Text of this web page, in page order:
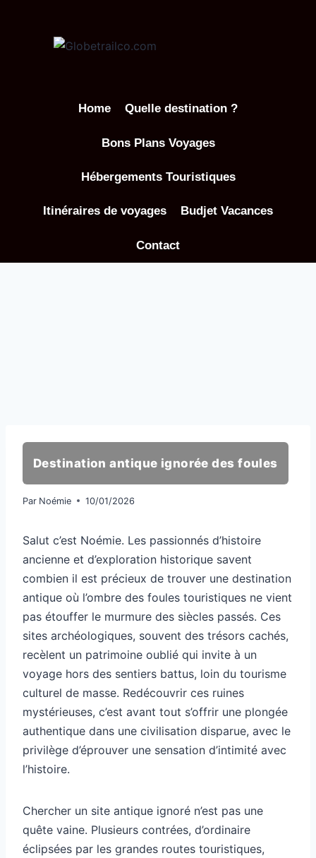
Home Quelle destination ?
Bons Plans Voyages
Hébergements Touristiques
Itinéraires de voyages Budjet Vacances
Contact
Destination antique ignorée des foules
Par Noémie 10/01/2026
Salut c’est Noémie. Les passionnés d’histoire
ancienne et d’exploration historique savent
combien il est précieux de trouver une destination
antique où l’ombre des foules touristiques ne vient
pas étouffer le murmure des siècles passés. Ces
sites archéologiques, souvent des trésors cachés,
recèlent un patrimoine oublié qui invite à un
voyage hors des sentiers battus, loin du tourisme
culturel de masse. Redécouvrir ces ruines
mystérieuses, c’est avant tout s’offrir une plongée
authentique dans une civilisation disparue, avec le
privilège d’éprouver une sensation d’intimité avec
l’histoire.
Chercher un site antique ignoré n’est pas une
quête vaine. Plusieurs contrées, d’ordinaire
éclipsées par les grandes routes touristiques,